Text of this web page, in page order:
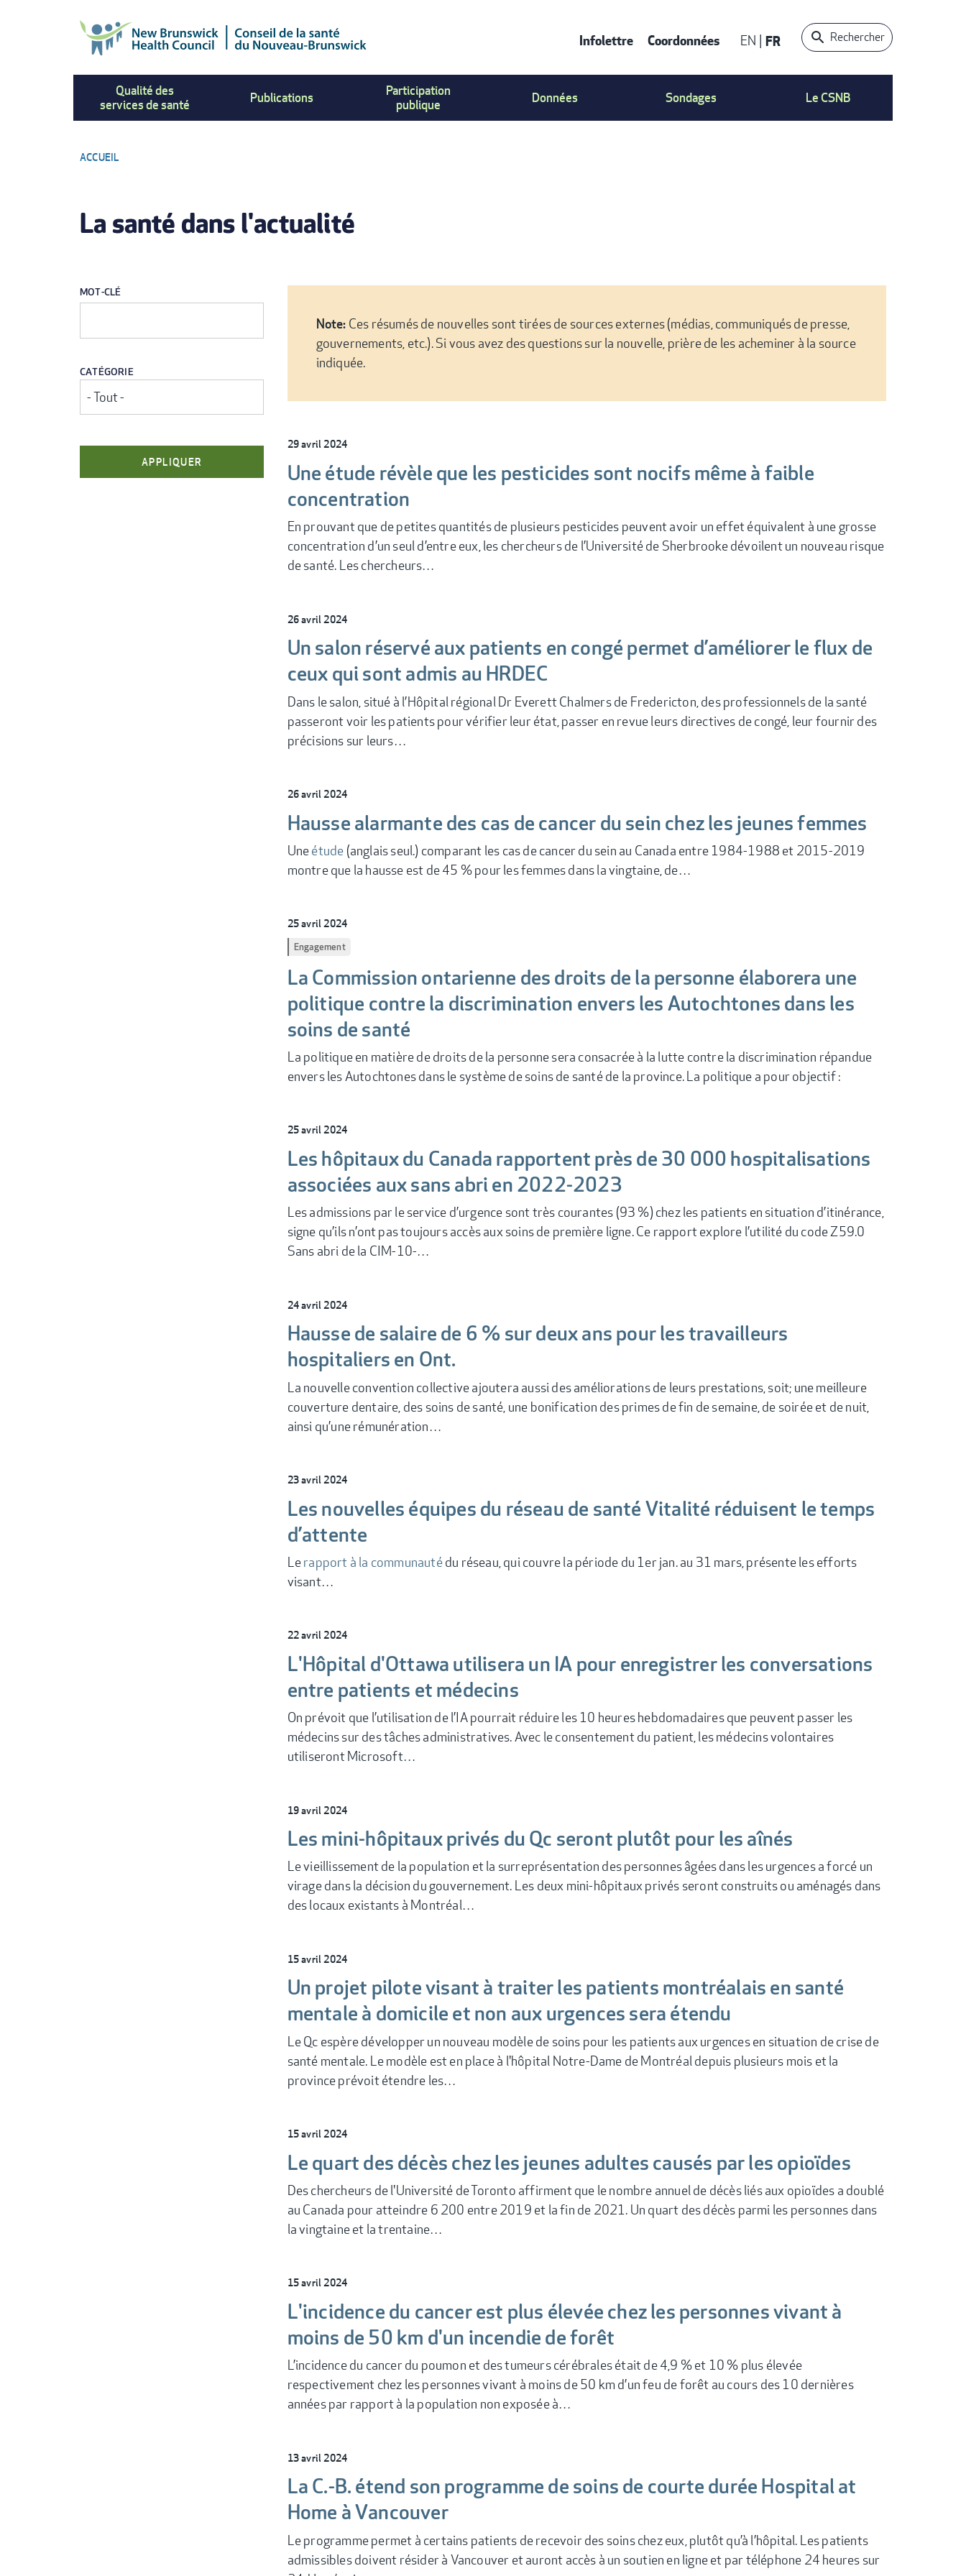
CONTACT
Infolettre Coordonnées EN FR Rechercher
Qualité des
services de santé
Publications
Participation
publique
Données Sondages Le CSNB
D'ARIANE
ACCUEIL
La santé dans l'actualité
Note: Ces résumés de nouvelles sont tirées de sources externes (médias, communiqués de presse,
gouvernements, etc.). Si vous avez des questions sur la nouvelle, prière de les acheminer à la source
indiquée.
MOT-CLÉ
CATÉGORIE
29 avril 2024
Une étude révèle que les pesticides sont nocifs même à faible
concentration
En prouvant que de petites quantités de plusieurs pesticides peuvent avoir un effet équivalent à une grosse
concentration d’un seul d’entre eux, les chercheurs de l’Université de Sherbrooke dévoilent un nouveau risque
de santé. Les chercheurs…
26 avril 2024
Un salon réservé aux patients en congé permet d’améliorer le flux de
ceux qui sont admis au HRDEC
Dans le salon, situé à l’Hôpital régional Dr Everett Chalmers de Fredericton, des professionnels de la santé
passeront voir les patients pour vérifier leur état, passer en revue leurs directives de congé, leur fournir des
précisions sur leurs…
26 avril 2024
Hausse alarmante des cas de cancer du sein chez les jeunes femmes
Uneétude (anglais seul.) comparant les cas de cancer du sein au Canada entre 1984-1988 et 2015-2019
montre que la hausse est de 45 % pour les femmes dans la vingtaine, de…
25 avril 2024
Engagement
La Commission ontarienne des droits de la personne élaborera une
politique contre la discrimination envers les Autochtones dans les
soins de santé
La politique en matière de droits de la personne sera consacrée à la lutte contre la discrimination répandue
envers les Autochtones dans le système de soins de santé de la province. La politique a pour objectif :
25 avril 2024
Les hôpitaux du Canada rapportent près de 30 000 hospitalisations
associées aux sans abri en 2022-2023
Les admissions par le service d’urgence sont très courantes (93 %) chez les patients en situation d’itinérance,
signe qu’ils n’ont pas toujours accès aux soins de première ligne. Ce rapport explore l’utilité du code Z59.0
Sans abri de la CIM-10-…
24 avril 2024
Hausse de salaire de 6 % sur deux ans pour les travailleurs
hospitaliers en Ont.
La nouvelle convention collective ajoutera aussi des améliorations de leurs prestations, soit; une meilleure
couverture dentaire, des soins de santé, une bonification des primes de fin de semaine, de soirée et de nuit,
ainsi qu’une rémunération…
23 avril 2024
Les nouvelles équipes du réseau de santé Vitalité réduisent le temps
d’attente
Lerapport à la communautédu réseau, qui couvre la période du 1er jan. au 31 mars, présente les efforts
visant…
22 avril 2024
L'Hôpital d'Ottawa utilisera un IA pour enregistrer les conversations
entre patients et médecins
On prévoit que l’utilisation de l’IA pourrait réduire les 10 heures hebdomadaires que peuvent passer les
médecins sur des tâches administratives. Avec le consentement du patient, les médecins volontaires
utiliseront Microsoft…
19 avril 2024
Les mini-hôpitaux privés du Qc seront plutôt pour les aînés
Le vieillissement de la population et la surreprésentation des personnes âgées dans les urgences a forcé un
virage dans la décision du gouvernement. Les deux mini-hôpitaux privés seront construits ou aménagés dans
des locaux existants à Montréal…
15 avril 2024
Un projet pilote visant à traiter les patients montréalais en santé
mentale à domicile et non aux urgences sera étendu
Le Qc espère développer un nouveau modèle de soins pour les patients aux urgences en situation de crise de
santé mentale. Le modèle est en place à l'hôpital Notre-Dame de Montréal depuis plusieurs mois et la
province prévoit étendre les…
15 avril 2024
Le quart des décès chez les jeunes adultes causés par les opioïdes
Des chercheurs de l'Université de Toronto affirment que le nombre annuel de décès liés aux opioïdes a doublé
au Canada pour atteindre 6 200 entre 2019 et la fin de 2021. Un quart des décès parmi les personnes dans
la vingtaine et la trentaine…
15 avril 2024
L'incidence du cancer est plus élevée chez les personnes vivant à
moins de 50 km d'un incendie de forêt
L’incidence du cancer du poumon et des tumeurs cérébrales était de 4,9 % et 10 % plus élevée
respectivement chez les personnes vivant à moins de 50 km d’un feu de forêt au cours des 10 dernières
années par rapport à la population non exposée à…
13 avril 2024
La C.-B. étend son programme de soins de courte durée Hospital at
Home à Vancouver
Le programme permet à certains patients de recevoir des soins chez eux, plutôt qu’à l’hôpital. Les patients
admissibles doivent résider à Vancouver et auront accès à un soutien en ligne et par téléphone 24 heures sur
PAGINATION